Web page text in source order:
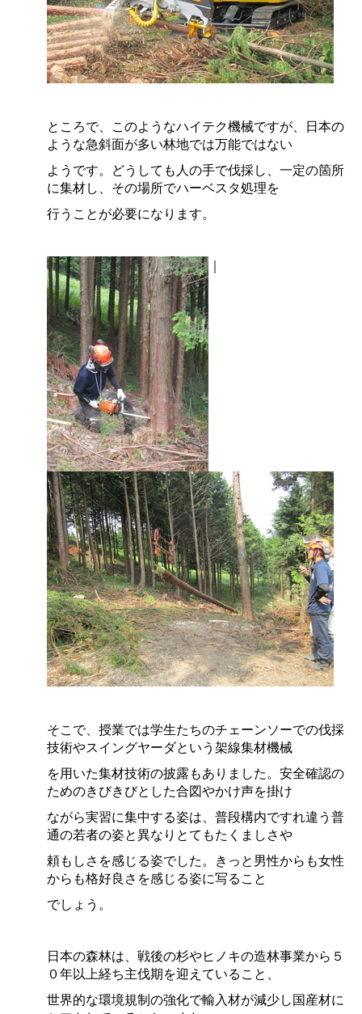
ところで、このようなハイテク機械ですが、日本の
ような急斜面が多い林地では万能ではない
ようです。どうしても人の手で伐採し、一定の箇所
に集材し、その場所でハーベスタ処理を
行うことが必要になります。
｜
そこで、授業では学生たちのチェーンソーでの伐採
技術やスイングヤーダという架線集材機械
を用いた集材技術の披露もありました。安全確認の
ためのきびきびとした合図やかけ声を掛け
ながら実習に集中する姿は、普段構内ですれ違う普
通の若者の姿と異なりとてもたくましさや
頼もしさを感じる姿でした。きっと男性からも女性
からも格好良さを感じる姿に写ること
でしょう。
日本の森林は、戦後の杉やヒノキの造林事業から５
０年以上経ち主伐期を迎えていること、
世界的な環境規制の強化で輸入材が減少し国産材に